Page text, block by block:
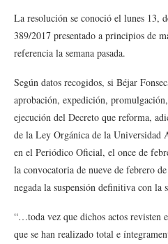
La resolución se conoció el lunes 13,
389/2017 presentado a principios de
referencia la semana pasada.
Según datos recogidos, si Béjar
aprobación, expedición,
ejecución del Decreto que reforma,
de la Ley Orgánica de la Universidad
en el Periódico Oficial, el once de
la convocatoria de nueve de febrero
negada la suspensión definitiva con la
“…toda vez que dichos actos revisten
que se han realizado total e